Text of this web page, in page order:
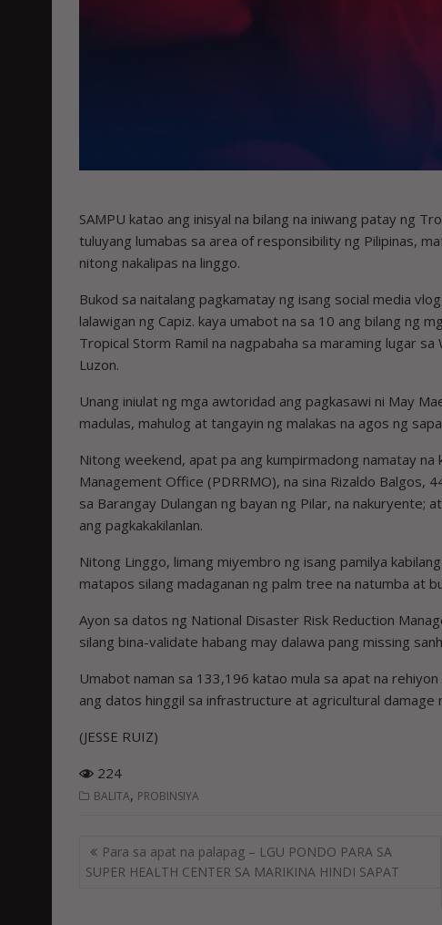
SAMPU katao ang inisyal na bilang na iniwang patay ng
tuluyang lumabas sa area of responsibility ng Pilipinas,
nitong nakalipas na linggo.
Bukod sa naitalang pagkamatay ng isang social media
lalawigan ng Capiz. kaya umabot na sa 10 ang bilang ng
Tropical Storm Ramil na nagpabaha sa maraming lugar
Luzon.
Unang iniulat ng mga awtoridad ang pagkasawi ni May
madulas, mahulog at tangayin ng malakas na agos ng
Nitong weekend, apat pa ang kumpirmadong namatay na
Management Office (PDRRMO), na sina Rizaldo Balgos,
sa Barangay Dulangan ng bayan ng Pilar, na nakuryente;
ang pagkakakilanlan.
Nitong Linggo, limang miyembro ng isang pamilya
matapos silang madaganan ng palm tree na natumba at
Ayon sa datos ng National Disaster Risk Reduction
silang bina-validate habang may dalawa pang missing
Umabot naman sa 133,196 katao mula sa apat na
ang datos hinggil sa infrastructure at agricultural damage
(JESSE RUIZ)
224
BALITA, PROBINSIYA
Post
navigation
Para sa apat na palapag – LGU PONDO PARA SA
SUPER HEALTH CENTER SA MARIKINA HINDI SAPAT